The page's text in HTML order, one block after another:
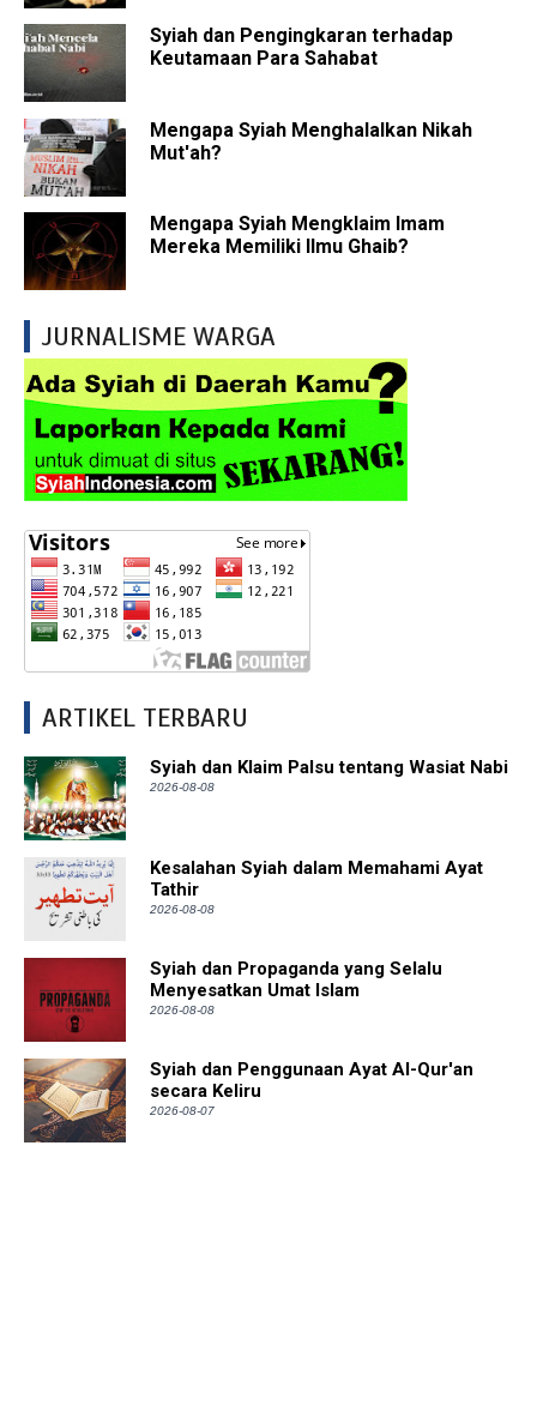
Syiah dan Pengingkaran terhadap
Keutamaan Para Sahabat
Mengapa Syiah Menghalalkan Nikah
Mut'ah?
Mengapa Syiah Mengklaim Imam
Mereka Memiliki Ilmu Ghaib?
JURNALISME WARGA
ARTIKEL TERBARU
Syiah dan Klaim Palsu tentang Wasiat Nabi
2026-08-08
Kesalahan Syiah dalam Memahami Ayat
Tathir
2026-08-08
Syiah dan Propaganda yang Selalu
Menyesatkan Umat Islam
2026-08-08
Syiah dan Penggunaan Ayat Al-Qur'an
secara Keliru
2026-08-07